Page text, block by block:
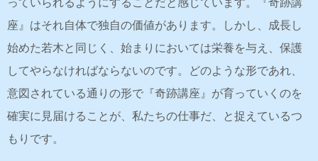
座』はそれ自体で独自の価値があります。しかし、成長し
始めた若木と同じく、始まりにおいては栄養を与え、保護
してやらなければならないのです。どのような形であれ、
意図されている通りの形で『奇跡講座』が育っていくのを
確実に見届けることが、私たちの仕事だ、と捉えているつ
もりです。